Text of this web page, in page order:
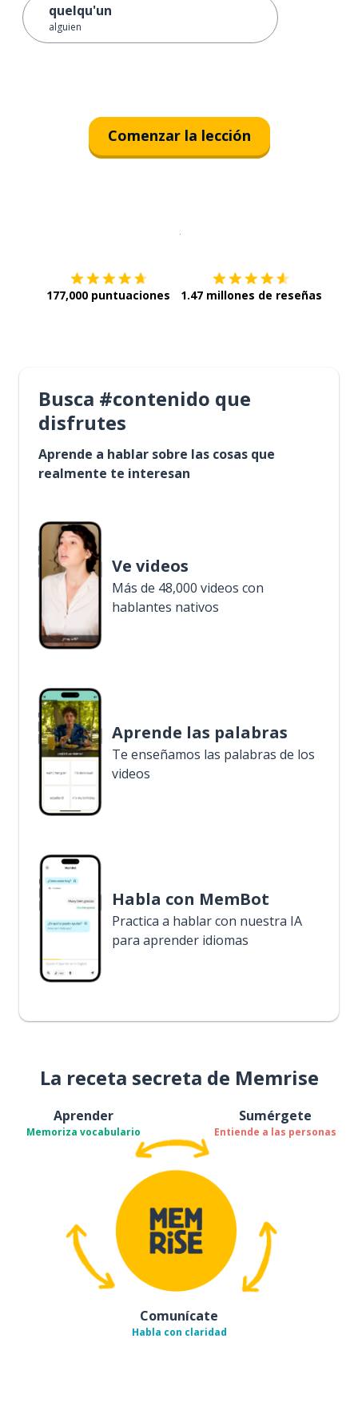
quelqu'un
alguien
Comenzar la lección
177,000 puntuaciones 1.47 millones de reseñas
Busca #contenido que
disfrutes
Aprende a hablar sobre las cosas que
realmente te interesan
Ve videos
Más de 48,000 videos con
hablantes nativos
Aprende las palabras
Te enseñamos las palabras de los
videos
Habla con MemBot
Practica a hablar con nuestra IA
para aprender idiomas
La receta secreta de Memrise
Aprender
Memoriza vocabulario
Sumérgete
Entiende a las personas
Comunícate
Habla con claridad